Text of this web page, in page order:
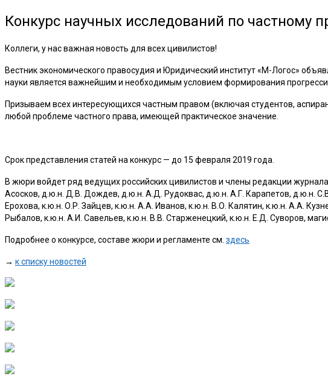
Конкурс научных исследований по частному
Коллеги, у нас важная новость для всех цивилистов!
Вестник экономического правосудия и Юридический институт «М-Логос»
науки является важнейшим и необходимым условием формирования
Призываем всех интересующихся частным правом (включая студентов,
любой проблеме частного права, имеющей практическое значение.
Срок представления статей на конкурс — до 15 февраля 2019 года.
В жюри войдет ряд ведущих российских цивилистов и члены редакции
Асосков, д.ю.н. Д.В. Дождев, д.ю.н. А.Д. Рудоквас, д.ю.н. А.Г. Карапетов, д.ю.н.
Ерохова, к.ю.н. О.Р. Зайцев, к.ю.н. А.А. Иванов, к.ю.н. В.О. Калятин, к.ю.н. А.А.
Рыбалов, к.ю.н. А.И. Савельев, к.ю.н. В.В. Старженецкий, к.ю.н. Е.Д. Суворов,
Подробнее о конкурсе, составе жюри и регламенте см. здесь
→ к списку новостей